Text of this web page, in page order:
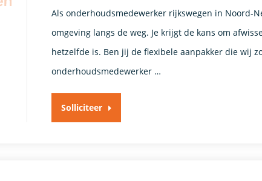
Als onderhoudsmedewerker rijkswegen in Noord-
omgeving langs de weg. Je krijgt de kans om
hetzelfde is. Ben jij de flexibele aanpakker die wij
onderhoudsmedewerker …
Solliciteer